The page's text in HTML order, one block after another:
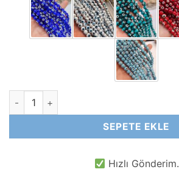
8 MM Küre Cam Nazar Boncuk adet
SEPETE EKLE
Hızlı Gönderim.